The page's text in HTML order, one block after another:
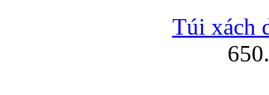
Túi xách